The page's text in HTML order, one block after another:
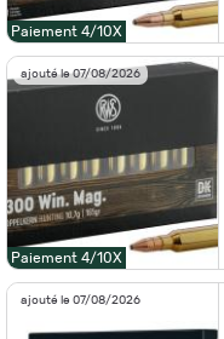
Paiement 4/10X
ajouté le 07/08/2026
Paiement 4/10X
ajouté le 07/08/2026